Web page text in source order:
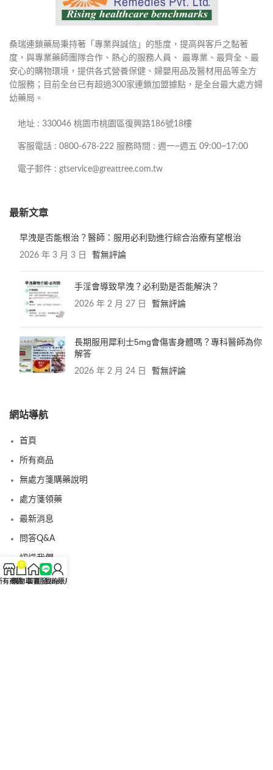
桑瑞連鎖藥局秉持著「專業與誠信」的態度，提高與客戶之黏著
度，與專業藥師團隊合作、熱心的服務人員、 最專業、最齊全、最
安心的購物環境，提供各式營養保健、婦嬰用品及醫材用品等全方
位服務；目前全台已有超過300家連鎖加盟據點，是全台最大處方婦
幼藥局。
地址 : 330046 桃園市桃園區復興路186號18樓
客服電話 : 0800-678-222 服務時間 : 週一~週五 09:00~17:00
電子郵件 : gtservice@greattree.com.tw
最新文章
早洩是否能根治？醫師：服用必利勁進行綜合治療有望根治
2026 年 3 月 3 日 暫無評論
手淫會導致早洩？必利勁是否能解決？
2026 年 2 月 27 日 暫無評論
長期服用犀利士5mg會傷害身體嗎？專科醫師為你
解答
2026 年 2 月 24 日 暫無評論
網站導航
首頁
所有商品
無處方箋購藥說明
處方箋領藥
最新消息
問答Q&A
認識我們
聯絡我們
有商品
0
購物車首頁客服Line
我的賬戶